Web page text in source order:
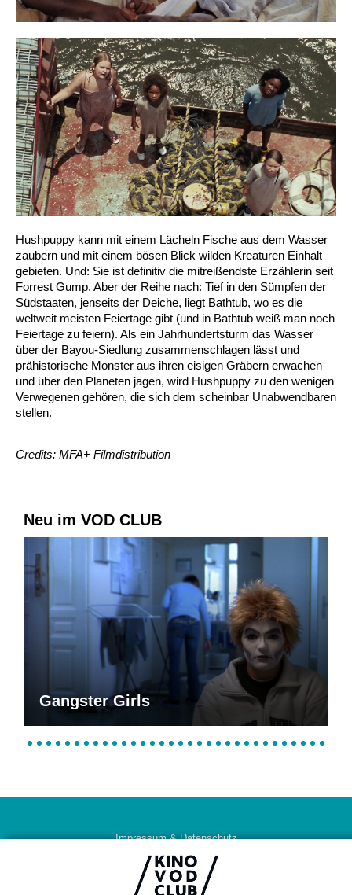
Hushpuppy kann mit einem Lächeln Fische aus dem Wasser
zaubern und mit einem bösen Blick wilden Kreaturen Einhalt
gebieten. Und: Sie ist definitiv die mitreißendste Erzählerin seit
Forrest Gump. Aber der Reihe nach: Tief in den Sümpfen der
Südstaaten, jenseits der Deiche, liegt Bathtub, wo es die
weltweit meisten Feiertage gibt (und in Bathtub weiß man noch
Feiertage zu feiern). Als ein Jahrhundertsturm das Wasser
über der Bayou-Siedlung zusammenschlagen lässt und
prähistorische Monster aus ihren eisigen Gräbern erwachen
und über den Planeten jagen, wird Hushpuppy zu den wenigen
Verwegenen gehören, die sich dem scheinbar Unabwendbaren
stellen.
Credits: MFA+ Filmdistribution
Neu im VOD CLUB
Gangster Girls
Impressum & Datenschutz
AGB
Kontakt